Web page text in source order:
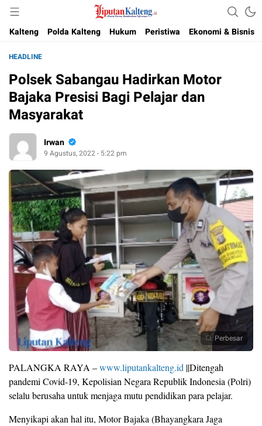
Liputan Kalteng
Akurat, Terpercaya & Independent
Kalteng
Polda Kalteng Hukum Peristiwa Ekonomi & Bisnis
HEADLINE
Polsek Sabangau Hadirkan Motor
Bajaka Presisi Bagi Pelajar dan
Masyarakat
Irwan
9 Agustus, 2022 - 5:22 pm
Perbesar
PALANGKA RAYA –www.liputankalteng.id ||Ditengah
pandemi Covid-19, Kepolisian Negara Republik Indonesia (Polri)
selalu berusaha untuk menjaga mutu pendidikan para pelajar.
Menyikapi akan hal itu, Motor Bajaka (Bhayangkara Jaga